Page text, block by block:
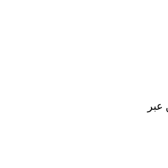
عبر